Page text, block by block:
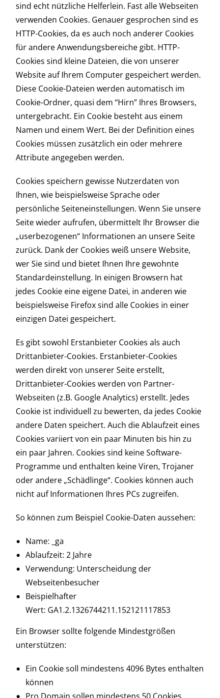
sind echt nützliche Helferlein. Fast alle Webseiten
verwenden Cookies. Genauer gesprochen sind es
HTTP-Cookies, da es auch noch anderer Cookies
für andere Anwendungsbereiche gibt. HTTP-
Cookies sind kleine Dateien, die von unserer
Website auf Ihrem Computer gespeichert werden.
Diese Cookie-Dateien werden automatisch im
Cookie-Ordner, quasi dem “Hirn” Ihres Browsers,
untergebracht. Ein Cookie besteht aus einem
Namen und einem Wert. Bei der Definition eines
Cookies müssen zusätzlich ein oder mehrere
Attribute angegeben werden.
Cookies speichern gewisse Nutzerdaten von
Ihnen, wie beispielsweise Sprache oder
persönliche Seiteneinstellungen. Wenn Sie unsere
Seite wieder aufrufen, übermittelt Ihr Browser die
„userbezogenen“ Informationen an unsere Seite
zurück. Dank der Cookies weiß unsere Website,
wer Sie sind und bietet Ihnen Ihre gewohnte
Standardeinstellung. In einigen Browsern hat
jedes Cookie eine eigene Datei, in anderen wie
beispielsweise Firefox sind alle Cookies in einer
einzigen Datei gespeichert.
Es gibt sowohl Erstanbieter Cookies als auch
Drittanbieter-Cookies. Erstanbieter-Cookies
werden direkt von unserer Seite erstellt,
Drittanbieter-Cookies werden von Partner-
Webseiten (z.B. Google Analytics) erstellt. Jedes
Cookie ist individuell zu bewerten, da jedes Cookie
andere Daten speichert. Auch die Ablaufzeit eines
Cookies variiert von ein paar Minuten bis hin zu
ein paar Jahren. Cookies sind keine Software-
Programme und enthalten keine Viren, Trojaner
oder andere „Schädlinge“. Cookies können auch
nicht auf Informationen Ihres PCs zugreifen.
So können zum Beispiel Cookie-Daten aussehen:
Name: _ga
Ablaufzeit: 2 Jahre
Verwendung: Unterscheidung der
Webseitenbesucher
Beispielhafter
Wert: GA1.2.1326744211.152121117853
Ein Browser sollte folgende Mindestgrößen
unterstützen:
Ein Cookie soll mindestens 4096 Bytes enthalten
können